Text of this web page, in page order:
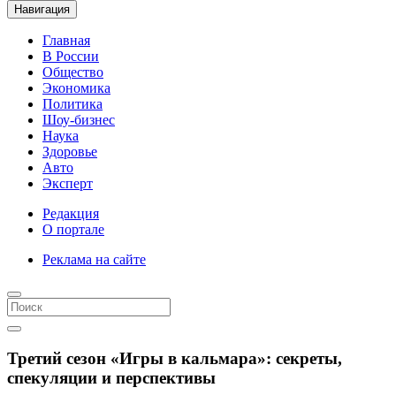
Навигация
Главная
В России
Общество
Экономика
Политика
Шоу-бизнес
Наука
Здоровье
Авто
Эксперт
Редакция
О портале
Реклама на сайте
Третий сезон «Игры в кальмара»: секреты,
спекуляции и перспективы